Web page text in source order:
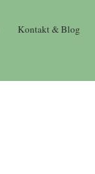
Kontakt & Blog